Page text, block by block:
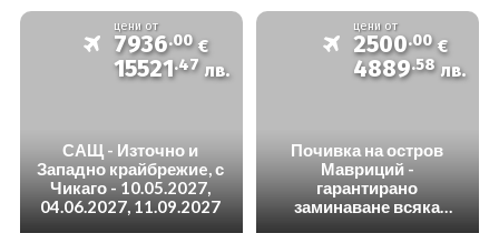
цени от
7936.00 €
15521.47 лв.
САЩ - Източно и
Западно крайбрежиe, с
Чикаго - 10.05.2027,
04.06.2027, 11.09.2027
цени от
2500.00 €
4889.58 лв.
Почивка на остров
Мавриций -
гарантирано
заминаване всяка